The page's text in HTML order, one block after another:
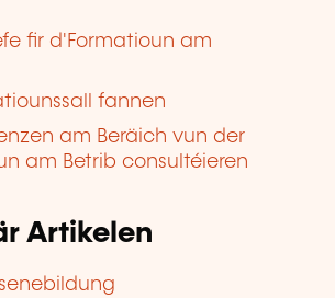
fir d'Formatioun am
fannen
am Beräich vun der
am Betrib consultéieren
Artikelen